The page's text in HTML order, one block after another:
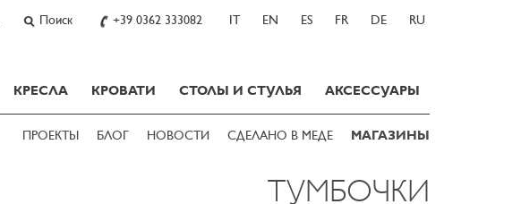
Поиск +39 0362 333082 IT EN ES FR DE RU
КРЕСЛА КРОВАТИ СТОЛЫ И СТУЛЬЯ АКСЕССУАРЫ
ПРОЕКТЫ БЛОГ НОВОСТИ СДЕЛАНО В МЕДЕ МАГАЗИНЫ
ТУМБОЧКИ